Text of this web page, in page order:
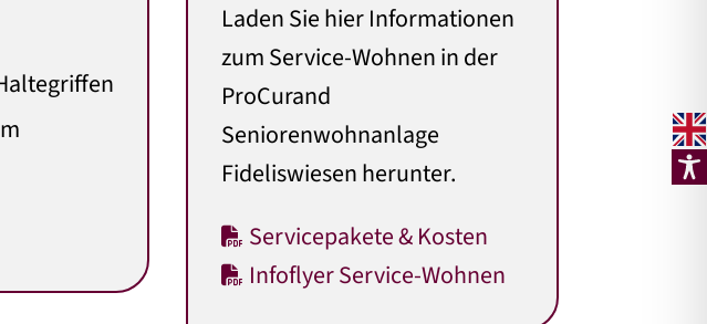
Laden Sie hier Informationen
zum Service-Wohnen in der
ProCurand
Seniorenwohnanlage
Fideliswiesen herunter.
Servicepakete & Kosten
Infoflyer Service-Wohnen